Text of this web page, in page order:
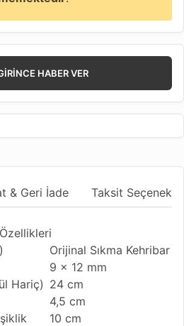
HABER VER
& Geri İade Taksit
Özellikleri
Orijinal Sıkma Kehribar
9 x 12 mm
Hariç) 24 cm
4,5 cm
10 cm